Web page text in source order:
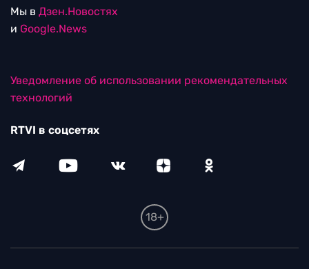
Мы в Дзен.Новостях
и Google.News
Уведомление об использовании рекомендательных
технологий
RTVI в соцсетях
18+